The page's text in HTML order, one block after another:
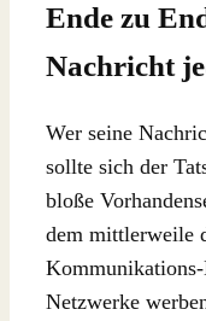
Ende zu
Nachricht
Wer seine
sollte sich der
bloße
dem mittlerweile
Netzwerke